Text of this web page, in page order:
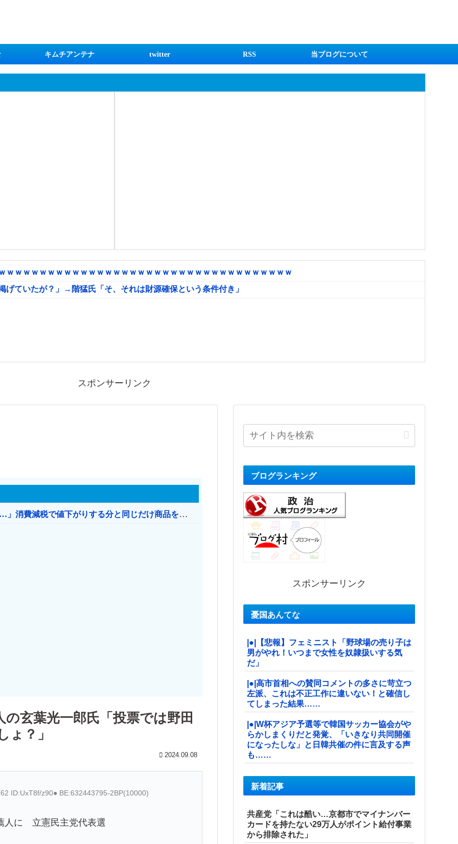
キムチアンテナ twitter RSS 当ブログについて
ｗｗｗｗｗｗｗｗｗｗｗｗｗｗｗｗｗｗｗｗｗｗｗｗｗｗｗｗｗｗｗｗｗｗ
ていたが？」→階猛氏「そ、それは財源確保という条件付き」
スポンサーリンク
【消費税率1％】 「下げるのが筋なんですけど…」消費減税で値下がりする分と同じだけ商品を値上げして店頭価格を変えない店も
玄葉光一郎氏「投票では野田
ょ？」
2024.09.08
ID:UxT8f/z90● BE:632443795-2BP(10000)
人に 立憲民主党代表選
ブログランキング
スポンサーリンク
憂国あんてな
|●|【悲報】フェミニスト「野球場の売り子は
男がやれ！いつまで女性を奴隷扱いする気
だ」
|●|高市首相への賛同コメントの多さに苛立つ
左派、これは不正工作に違いない！と確信し
てしまった結果……
|●|W杯アジア予選等で韓国サッカー協会がや
らかしまくりだと発覚、「いきなり共同開催
になったしな」と日韓共催の件に言及する声
も……
新着記事
共産党「これは酷い…京都市でマイナンバー
カードを持たない29万人がポイント給付事業
から排除された」